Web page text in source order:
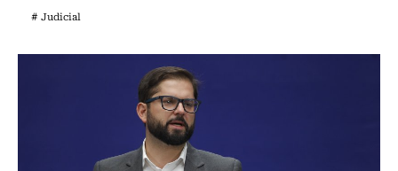
# Judicial